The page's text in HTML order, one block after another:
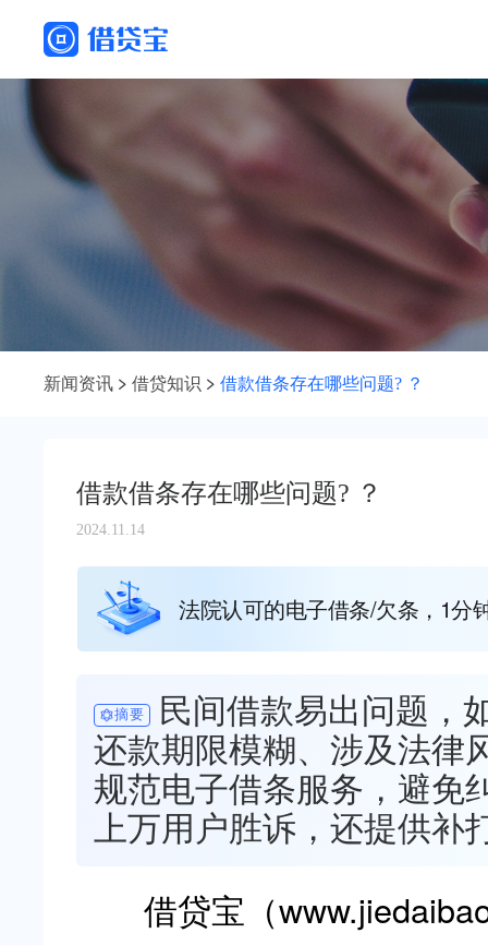
新闻资讯 借贷知识 借款借条存在哪些问题? ？
借款借条存在哪些问题? ？
2024.11.14
法院认可的电子借条/欠条，1分
摘要
民间借款易出问题，
还款期限模糊、涉及法律
规范电子借条服务，避免
上万用户胜诉，还提供补
借贷宝（